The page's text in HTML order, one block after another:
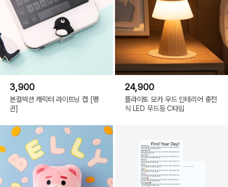
3,900
본컬렉션 캐릭터 라이트닝 캡 [펭
귄]
24,900
플라이토 모카 우드 인테리어 충전
식 LED 무드등 C타입